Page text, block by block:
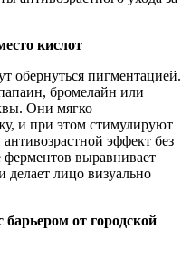
кислот
обернуться пигментацией.
бромелайн или
Они мягко
и при этом стимулируют
эффект без
ферментов выравнивает
делает лицо визуально
от городской